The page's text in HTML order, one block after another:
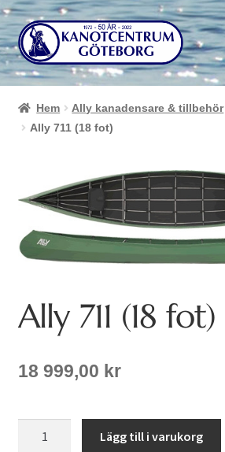
Hoppa
till
navigering
Hoppa
till
innehåll
Hem Ally kanadensare & tillbehör
Ally 711 (18 fot)
Ally 711 (18 fot)
18 999,00 kr
Lägg till i varukorg